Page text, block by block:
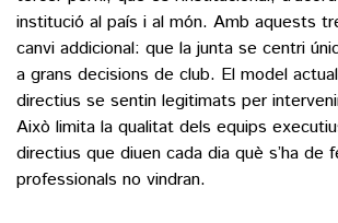
institució al país i al món. Amb aquests
canvi addicional: que la junta se centri
a grans decisions de club. El model
directius se sentin legitimats per
Això limita la qualitat dels equips
directius que diuen cada dia què s’ha de
professionals no vindran.